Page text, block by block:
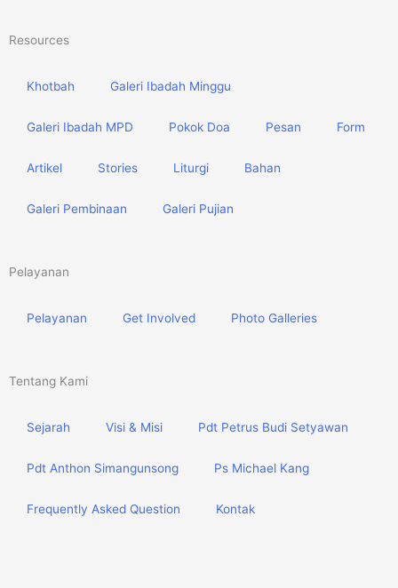
Resources
Khotbah Galeri Ibadah Minggu
Galeri Ibadah MPD Pokok Doa Pesan Form
Artikel Stories Liturgi Bahan
Galeri Pembinaan Galeri Pujian
Pelayanan
Pelayanan Get Involved Photo Galleries
Tentang Kami
Sejarah Visi & Misi Pdt Petrus Budi Setyawan
Pdt Anthon Simangunsong Ps Michael Kang
Frequently Asked Question Kontak